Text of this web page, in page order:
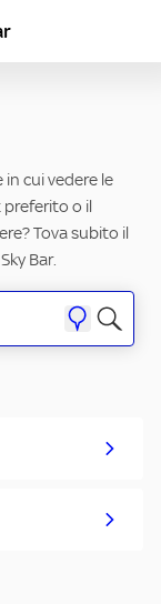
in cui vedere le
o il
Tova subito il
Bar.